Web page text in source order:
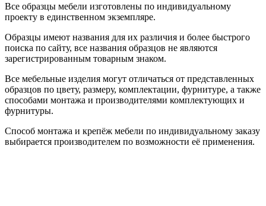
Все образцы мебели изготовлены по индивидуальному
проекту в единственном экземпляре.
Образцы имеют названия для их различия и более быстрого
поиска по сайту, все названия образцов не являются
зарегистрированным товарным знаком.
Все мебельные изделия могут отличаться от представленных
образцов по цвету, размеру, комплектации, фурнитуре, а также
способами монтажа и производителями комплектующих и
фурнитуры.
Способ монтажа и крепёж мебели по индивидуальному заказу
выбирается производителем по возможности её применения.